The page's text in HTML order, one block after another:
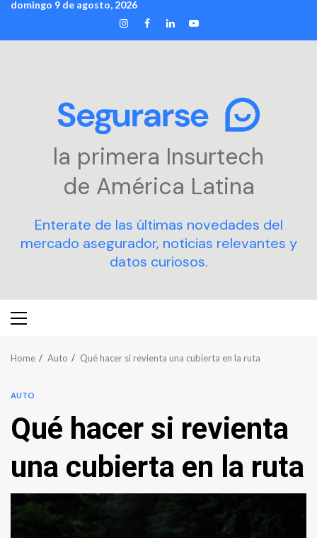
Skip
content
domingo 9 de agosto, 2026
INSTAGRAM
FACEBOOK
LINKEDIN
YOUTUBE
la primera Insurtech
de América Latina
Enterate de las últimas novedades del
mercado asegurador, noticias relevantes y
datos curiosos.
Primary
Home Auto Qué hacer si revienta una cubierta en la ruta
AUTO
Qué hacer si revienta
una cubierta en la ruta